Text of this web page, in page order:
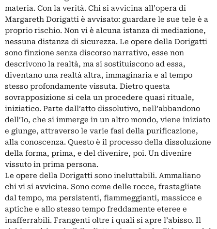
materia. Con la verità. Chi si avvicina all’opera di
Margareth Dorigatti è avvisato: guardare le sue tele è a
proprio rischio. Non vi è alcuna istanza di mediazione,
nessuna distanza di sicurezza. Le opere della Dorigatti
sono finzione senza discorso narrativo, esse non
descrivono la realtà, ma si sostituiscono ad essa,
diventano una realtà altra, immaginaria e al tempo
stesso profondamente vissuta. Dietro questa
sovrapposizione si cela un procedere quasi rituale,
iniziatico. Parte dall’atto dissolutivo, nell’abbandono
dell’Io, che si immerge in un altro mondo, viene iniziato
e giunge, attraverso le varie fasi della purificazione,
alla conoscenza. Questo è il processo della dissoluzione
della forma, prima, e del divenire, poi. Un divenire
vissuto in prima persona.
Le opere della Dorigatti sono ineluttabili. Ammaliano
chi vi si avvicina. Sono come delle rocce, frastagliate
dal tempo, ma persistenti, fiammeggianti, massicce e
aptiche e allo stesso tempo freddamente eteree e
inafferrabili. Frangenti oltre i quali si apre l’abisso. Il